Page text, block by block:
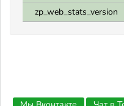
zp_web_stats_version